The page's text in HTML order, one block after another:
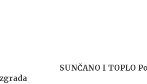
SUNČANO I TOPLO